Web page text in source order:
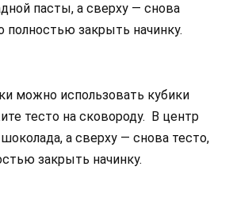
пасты, а сверху — снова
полностью закрыть начинку.
можно использовать кубики
тесто на сковороду. В центр
а сверху — снова тесто,
закрыть начинку.